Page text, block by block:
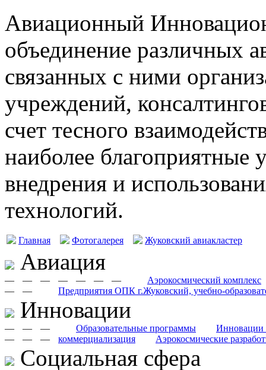
Авиационный
объединение различных
связанных с ними
учреждений,
счет тесного
наиболее благоприятные
внедрения и
технологий.
Главная Фотогалерея Жуковский авиакластер
Авиация
— Аэрокосмический комплекс
— — — — —
—
Предприятия ОПК г.Жуковский, учебно-
— —
Инновации
— Образовательные программы
— Инновации
—
коммерциализация
— Аэрокосмические
— —
Cоциальная сфера